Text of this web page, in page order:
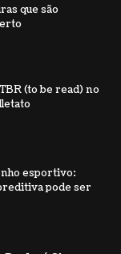
que são
(to be read) no
esportivo:
pode ser